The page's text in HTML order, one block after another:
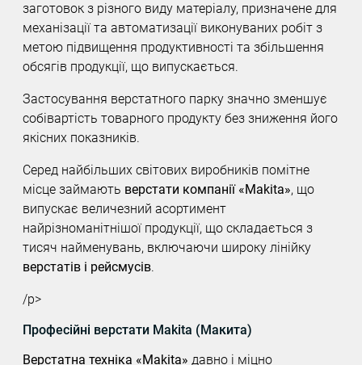
заготовок з різного виду матеріалу, призначене для
механізації та автоматизації виконуваних робіт з
метою підвищення продуктивності та збільшення
обсягів продукції, що випускається.
Застосування верстатного парку значно зменшує
собівартість товарного продукту без зниження його
якісних показників.
Серед найбільших світових виробників помітне
місце займають верстати компанії «Makita», що
випускає величезний асортимент
найрізноманітнішої продукції, що складається з
тисяч найменувань, включаючи широку лінійку
верстатів і рейсмусів.
/p>
Професійні верстати Makita (Макита)
Верстатна техніка «Makita» давно і міцно